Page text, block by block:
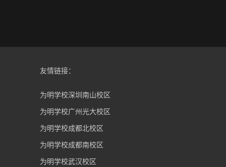
友情链接：
为明学校深圳南山校区
为明学校广州光大校区
为明学校成都北校区
为明学校成都南校区
为明学校武汉校区